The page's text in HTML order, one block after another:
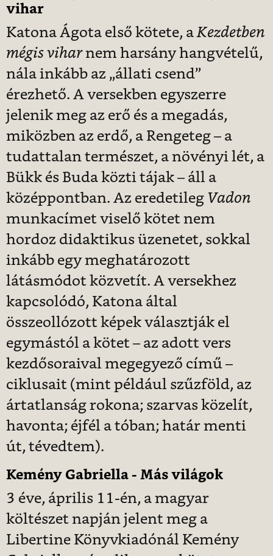
vihar
Katona Ágota első kötete, aKezdetben
mégis viharnem harsány hangvételű,
nála inkább az „állati csend”
érezhető. A versekben egyszerre
jelenik meg az erő és a megadás,
miközben az erdő, a Rengeteg – a
tudattalan természet, a növényi lét, a
Bükk és Buda közti tájak – áll a
középpontban. Az eredetileg Vadon
munkacímet viselő kötet nem
hordoz didaktikus üzenetet, sokkal
inkább egy meghatározott
látásmódot közvetít. A versekhez
kapcsolódó, Katona által
összeollózott képek választják el
egymástól a kötet – az adott vers
kezdősoraival megegyező című –
ciklusait (mint például szűzföld, az
ártatlanság rokona; szarvas közelít,
havonta; éjfél a tóban; határ menti
út, tévedtem).
Kemény Gabriella - Más világok
3 éve, április 11-én, a magyar
költészet napján jelent meg a
Libertine Könyvkiadónál Kemény